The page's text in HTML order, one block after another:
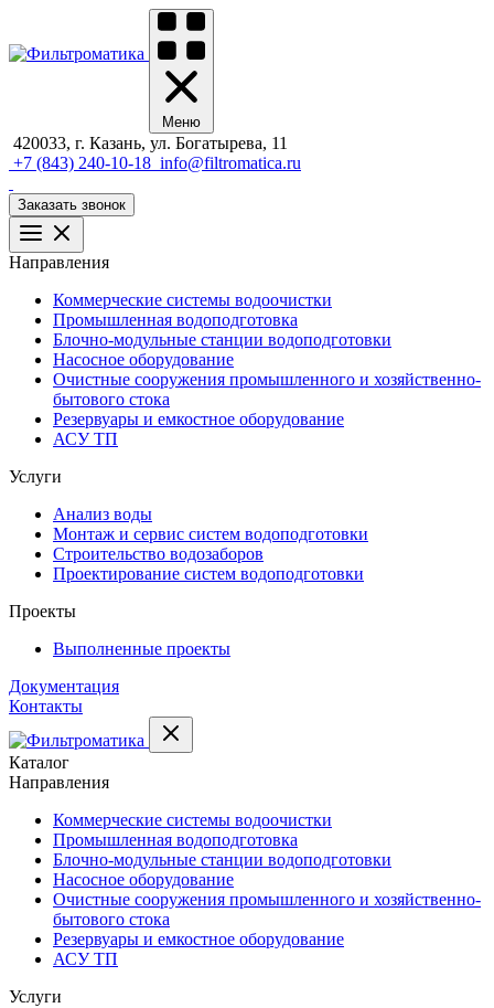
Меню
420033, г. Казань, ул. Богатырева, 11
+7 (843) 240-10-18 info@filtromatica.ru
Заказать звонок
Направления
Коммерческие системы водоочистки
Промышленная водоподготовка
Блочно-модульные станции водоподготовки
Насосное оборудование
Очистные сооружения промышленного и хозяйственно-
бытового стока
Резервуары и емкостное оборудование
АСУ ТП
Услуги
Анализ воды
Монтаж и сервис систем водоподготовки
Строительство водозаборов
Проектирование систем водоподготовки
Проекты
Выполненные проекты
Документация
Контакты
Каталог
Направления
Коммерческие системы водоочистки
Промышленная водоподготовка
Блочно-модульные станции водоподготовки
Насосное оборудование
Очистные сооружения промышленного и хозяйственно-
бытового стока
Резервуары и емкостное оборудование
АСУ ТП
Услуги